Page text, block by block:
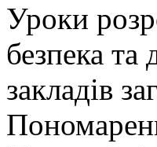
Уроки
безпека та
закладів